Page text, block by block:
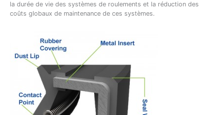
la durée de vie des systèmes de roulements et la réduction des
coûts globaux de maintenance de ces systèmes.